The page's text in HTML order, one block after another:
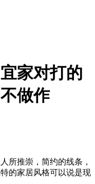
家对打的
做作
所推崇，简约的线条，
的家居风格可以说是现